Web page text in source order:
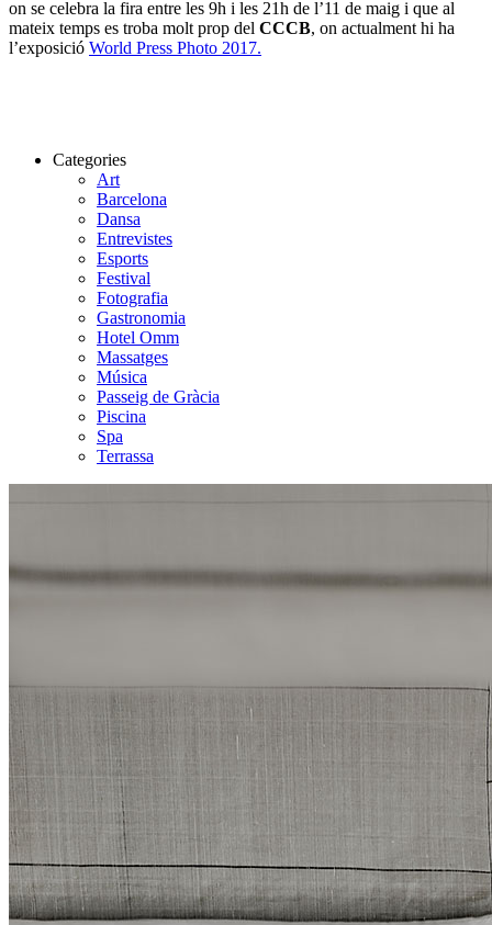
on se celebra la fira entre les 9h i les 21h de l’11 de maig i que al
mateix temps es troba molt prop del CCCB, on actualment hi ha
l’exposició World Press Photo 2017.
Categories
Art
Barcelona
Dansa
Entrevistes
Esports
Festival
Fotografia
Gastronomia
Hotel Omm
Massatges
Música
Passeig de Gràcia
Piscina
Spa
Terrassa